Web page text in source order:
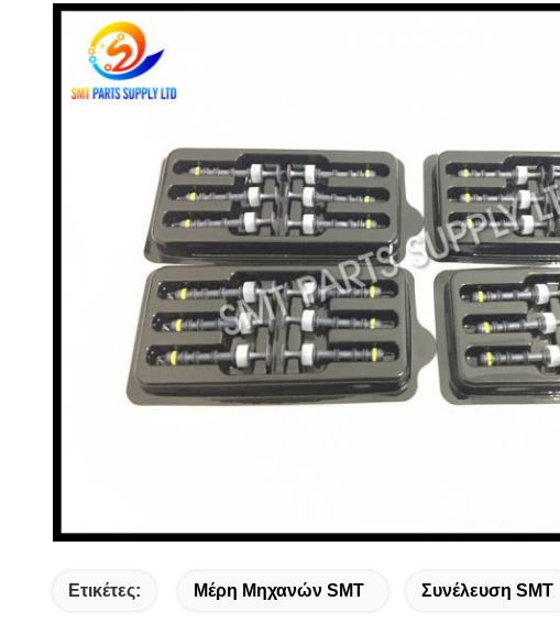
Ετικέτες: Μέρη Μηχανών SMT Συνέλευση SMT